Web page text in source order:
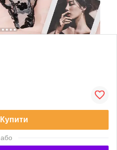
Купити
або